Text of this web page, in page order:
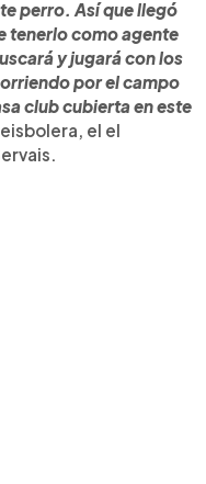
perro. Así que llegó
tenerlo como agente
y jugará con los
por el campo
club cubierta en este
el el